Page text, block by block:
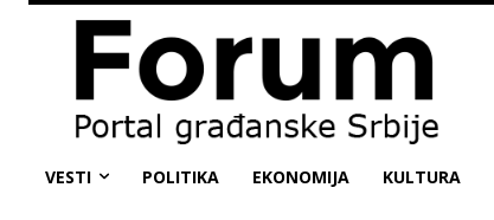
VESTI POLITIKA EKONOMIJA KULTURA